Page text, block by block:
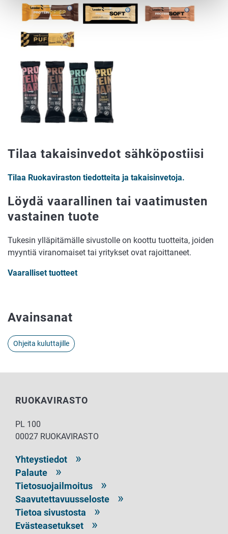
Tilaa takaisinvedot sähköpostiisi
Tilaa Ruokaviraston tiedotteita ja takaisinvetoja.
Löydä vaarallinen tai vaatimusten
vastainen tuote
Tukesin ylläpitämälle sivustolle on koottu tuotteita, joiden
myyntiä viranomaiset tai yritykset ovat rajoittaneet.
Vaaralliset tuotteet
Avainsanat
Ohjeita kuluttajille
RUOKAVIRASTO
PL 100
00027 RUOKAVIRASTO
Yhteystiedot
Palaute
Tietosuojailmoitus
Saavutettavuusseloste
Tietoa sivustosta
Evästeasetukset